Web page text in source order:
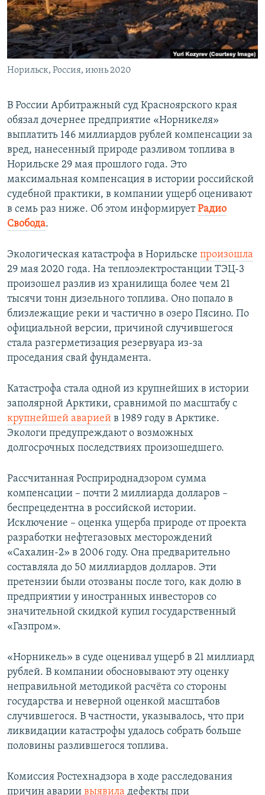
ПОБЕДИТЕЛЕЙ НЕ СУДЯТ?
КРЫМ.НЕПОКОРЕННЫЙ
ELIFBE
УКРАИНСКАЯ ПРОБЛЕМА КРЫМА
ПРИСОЕДИНЯЙТЕСЬ!
Норильск, Россия, июнь 2020
В России Арбитражный суд Красноярского края
обязал дочернее предприятие «Норникеля»
выплатить 146 миллиардов рублей компенсации за
вред, нанесенный природе разливом топлива в
Норильске 29 мая прошлого года. Это
максимальная компенсация в истории российской
судебной практики, в компании ущерб оценивают
в семь раз ниже. Об этом информирует Радио
Свобода.
Экологическая катастрофа в Норильске произошла
29 мая 2020 года. На теплоэлектростанции ТЭЦ-3
произошел разлив из хранилища более чем 21
тысячи тонн дизельного топлива. Оно попало в
близлежащие реки и частично в озеро Пясино. По
официальной версии, причиной случившегося
стала разгерметизация резервуара из-за
проседания свай фундамента.
Катастрофа стала одной из крупнейших в истории
заполярной Арктики, сравнимой по масштабу с
крупнейшей аварией в 1989 году в Арктике.
Экологи предупреждают о возможных
долгосрочных последствиях произошедшего.
Рассчитанная Росприроднадзором сумма
компенсации – почти 2 миллиарда долларов –
беспрецедентна в российской истории.
Исключение – оценка ущерба природе от проекта
разработки нефтегазовых месторождений
«Сахалин-2» в 2006 году. Она предварительно
составляла до 50 миллиардов долларов. Эти
претензии были отозваны после того, как долю в
предприятии у иностранных инвесторов со
значительной скидкой купил государственный
«Газпром».
«Норникель» в суде оценивал ущерб в 21 миллиард
рублей. В компании обосновывают эту оценку
неправильной методикой расчёта со стороны
государства и неверной оценкой масштабов
случившегося. В частности, указывалось, что при
ликвидации катастрофы удалось собрать больше
половины разлившегося топлива.
Комиссия Ростехнадзора в ходе расследования
причин аварии выявила дефекты при